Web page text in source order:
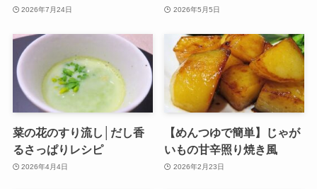
2026年7月24日 2026年5月5日
菜の花のすり流し│だし香
るさっぱりレシピ
2026年4月4日
【めんつゆで簡単】じゃが
いもの甘辛照り焼き風
2026年2月23日